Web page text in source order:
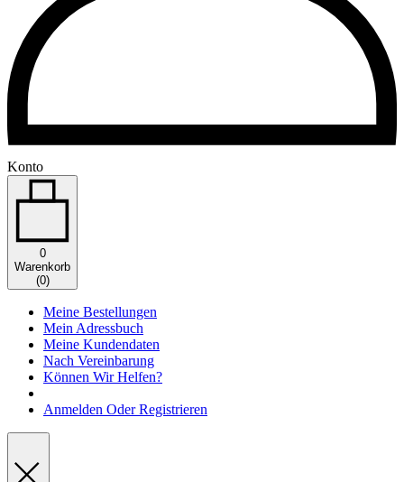
Konto
0
Warenkorb
(0)
Meine Bestellungen
Mein Adressbuch
Meine Kundendaten
Nach Vereinbarung
Können Wir Helfen?
Anmelden Oder Registrieren